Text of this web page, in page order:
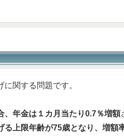
関する問題です。
、年金は１カ月当たり0.7％増額
る上限年齢が75歳となり、増額